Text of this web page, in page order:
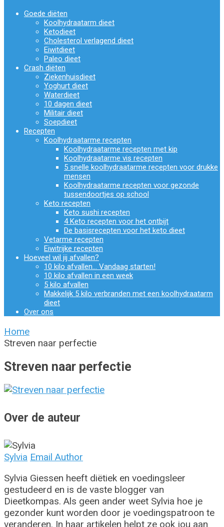
Goede diëten
Koolhydraatarm dieet
Ketodieet
Cholesterol verlagend dieet
Eiwitdieet
Paleo dieet
Crash diëten
Ziekenhuisdieet
Yoghurt dieet
Waterdieet
10 dagen dieet
Militair dieet
Soepdieet
Recepten
Koolhydraatarme recepten
Koolhydraatarme recepten met kip
Koolhydraatarme vis recepten
5 snelle koolhydraatarme recepten voor drukke
mensen
Koolhydraatarme recepten voor gezonde
tussendoortjes op school
Keto recepten
Keto sushi recepten
4 Keto recepten voor het ontbijt
De basisrecepten voor het keto dieet
Vetarme recepten
Eiwitrijke recepten
Hoeveel wil jij afvallen?
10 kilo afvallen… Vandaag starten!
10 kilo afvallen in een week
5 kilo afvallen
Makkelijk 5 kilo verbranden met een koolhydraatarm
dieet
Over ons
Home
Streven naar perfectie
Streven naar perfectie
Over de auteur
Sylvia Email Author
Sylvia Giessen heeft diëtiek en voedingsleer
gestudeerd en is de vaste blogger van
Dieetkompas. Als geen ander weet Sylvia hoe je
gezonder kunt worden door je voedingspatroon te
veranderen. In haar artikelen helpt ze ook jou aan